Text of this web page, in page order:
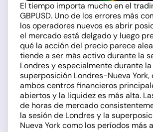
El tiempo importa mucho en el
GBPUSD. Uno de los errores más
los operadores nuevos es abrir
el mercado está delgado y luego
qué la acción del precio parece
tiende a ser más activo durante la
Londres y especialmente durante la
superposición Londres-Nueva York,
ambos centros financieros
abiertos y la liquidez es más alta.
de horas de mercado
la sesión de Londres y la
Nueva York como los períodos más